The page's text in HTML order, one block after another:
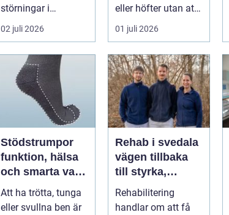
störningar i
kroppens leder,
muskler och
nervsyste...
02 juli 2026
eller höfter utan att
söka hjälp. Andra
har ...
01 juli 2026
Stödstrumpor
funktion, hälsa
och smarta val i
vardagen
Att ha trötta, tunga
eller svullna ben är
Rehab i svedala
vägen tillbaka
till styrka,
balans och
vardag
Rehabilitering
handlar om att få